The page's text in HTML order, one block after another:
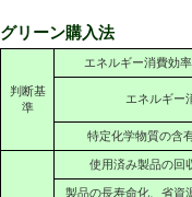
グリーン購入法
判断基
準
エネルギー消費効
エネルギー
特定化学物質の含
使用済み製品の回
製品の長寿命化、省資